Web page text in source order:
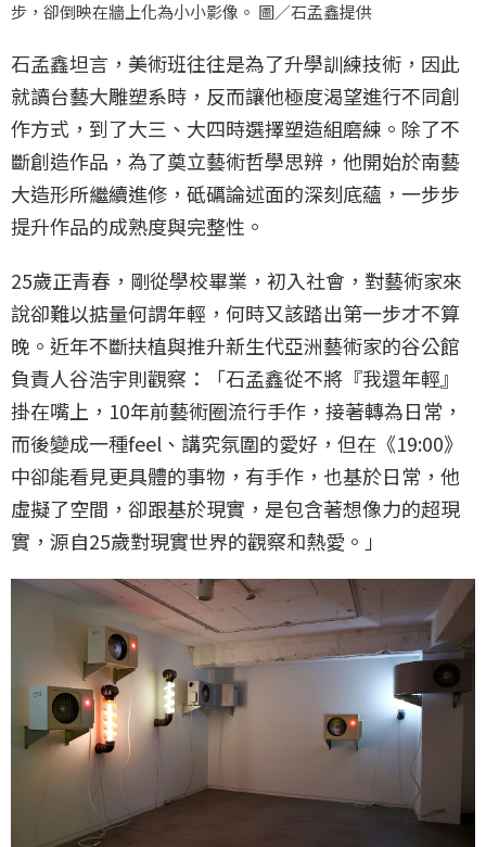
步，卻倒映在牆上化為小小影像。 圖／石孟鑫提供
石孟鑫坦言，美術班往往是為了升學訓練技術，因此
就讀台藝大雕塑系時，反而讓他極度渴望進行不同創
作方式，到了大三、大四時選擇塑造組磨練。除了不
斷創造作品，為了奠立藝術哲學思辨，他開始於南藝
大造形所繼續進修，砥礪論述面的深刻底蘊，一步步
提升作品的成熟度與完整性。
25歲正青春，剛從學校畢業，初入社會，對藝術家來
說卻難以掂量何謂年輕，何時又該踏出第一步才不算
晚。近年不斷扶植與推升新生代亞洲藝術家的谷公館
負責人谷浩宇則觀察：「石孟鑫從不將『我還年輕』
掛在嘴上，10年前藝術圈流行手作，接著轉為日常，
而後變成一種feel、講究氛圍的愛好，但在《19:00》
中卻能看見更具體的事物，有手作，也基於日常，他
虛擬了空間，卻跟基於現實，是包含著想像力的超現
實，源自25歲對現實世界的觀察和熱愛。」